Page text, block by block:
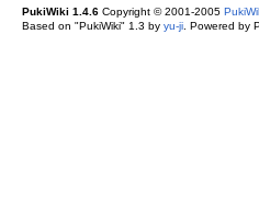
PukiWiki 1.4.6Copyright © 2001-2005
Based on "PukiWiki" 1.3 by yu-ji. Powered by